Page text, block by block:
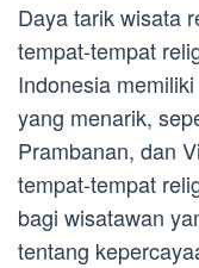
Daya tarik wisata
tempat-tempat
Indonesia
yang menarik,
Prambanan, dan
tempat-tempat
bagi wisatawan
tentang